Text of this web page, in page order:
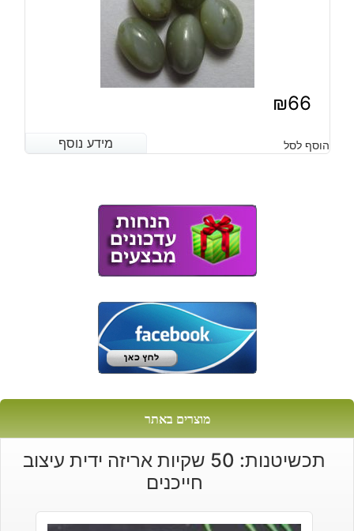
₪66
מידע נוסף הוסף לסל מידע נוסף
מוצרים באתר
תכשיטנות: 50 שקיות אריזה ידית עיצוב
חייכנים